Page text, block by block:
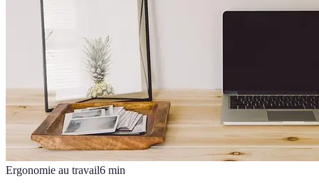
Ergonomie au travail6 min